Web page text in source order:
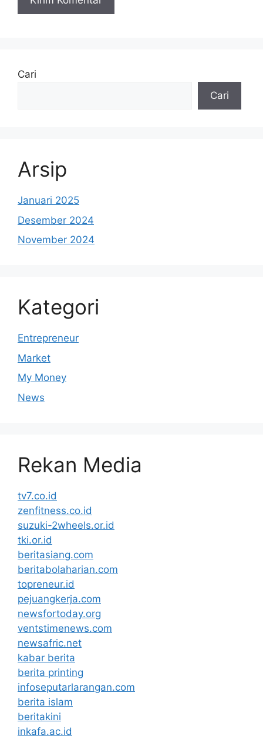
Cari
Cari
Arsip
Januari 2025
Desember 2024
November 2024
Kategori
Entrepreneur
Market
My Money
News
Rekan Media
tv7.co.id
zenfitness.co.id
suzuki-2wheels.or.id
tki.or.id
beritasiang.com
beritabolaharian.com
topreneur.id
pejuangkerja.com
newsfortoday.org
ventstimenews.com
newsafric.net
kabar berita
berita printing
infoseputarlarangan.com
berita islam
beritakini
inkafa.ac.id